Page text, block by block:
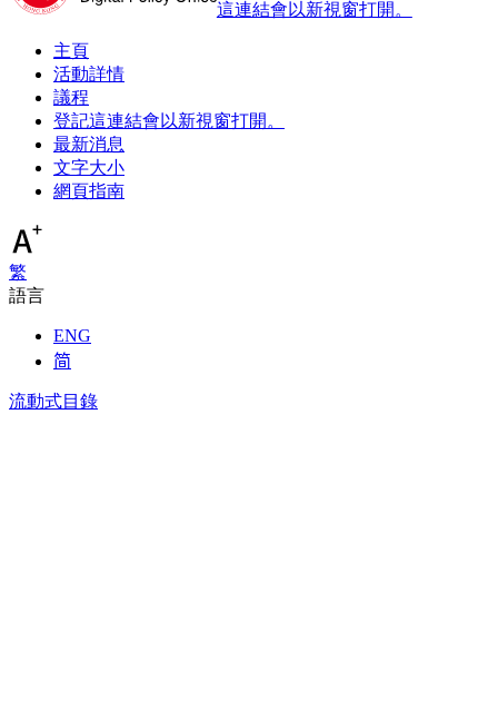
這連結會以新視窗打開。
主頁
活動詳情
議程
登記這連結會以新視窗打開。
最新消息
文字大小
網頁指南
繁
語言
ENG
简
流動式目錄